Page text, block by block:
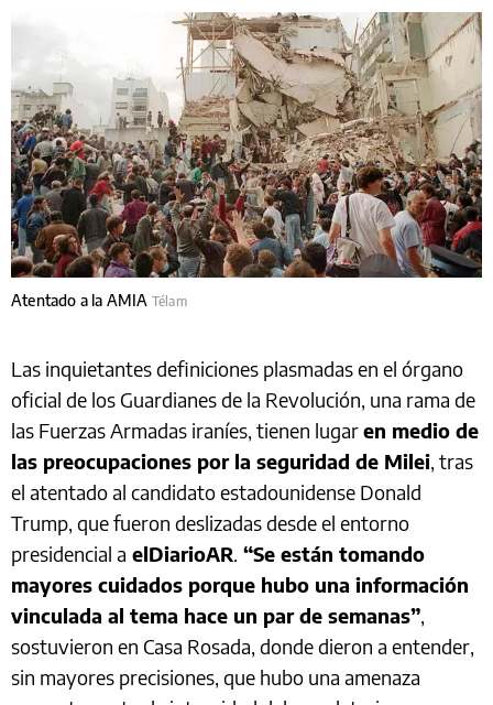
Atentado a la AMIA Télam
Las inquietantes definiciones plasmadas en el órgano
oficial de los Guardianes de la Revolución, una rama de
las Fuerzas Armadas iraníes, tienen lugaren medio de
las preocupaciones por la seguridad de Milei, tras
el atentado al candidato estadounidense Donald
Trump, que fueron deslizadas desde el entorno
presidencial a elDiarioAR. “Se están tomando
mayores cuidados porque hubo una información
vinculada al tema hace un par de semanas”,
sostuvieron en Casa Rosada, donde dieron a entender,
sin mayores precisiones, que hubo una amenaza